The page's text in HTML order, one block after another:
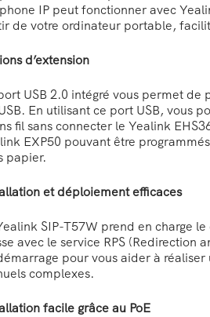
IP peut fonctionner avec
de votre ordinateur portable,
d’extension
USB 2.0 intégré vous permet de
En utilisant ce port USB, vous
fil sans connecter le Yealink
EXP50 pouvant être
papier.
et déploiement efficaces
SIP-T57W prend en charge
avec le service RPS (Redirection
pour vous aider à
complexes.
facile grâce au PoE